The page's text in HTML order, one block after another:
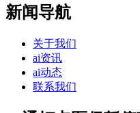
新闻导航
关于我们
ai资讯
ai动态
联系我们